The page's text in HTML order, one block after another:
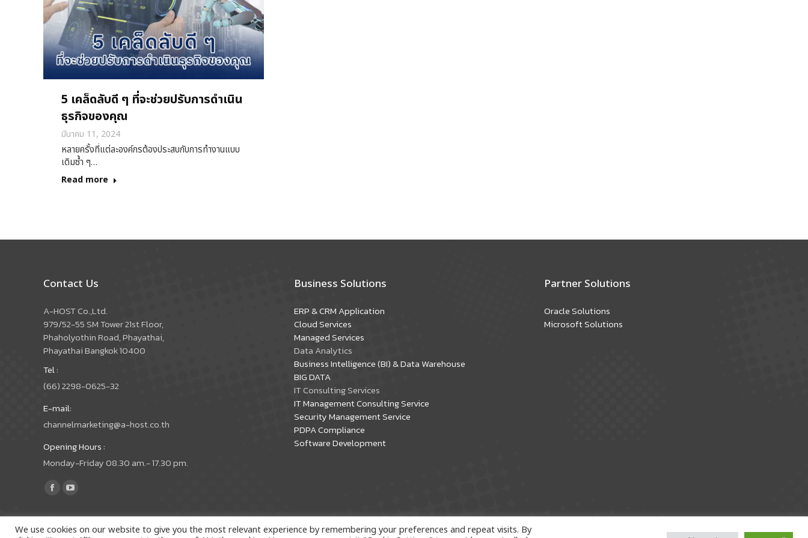
5 เคล็ดลับดี ๆ ที่จะช่วยปรับการดำเนิน
ธุรกิจของคุณ
มีนาคม 11, 2024
หลายครั้งที่แต่ละองค์กรต้องประสบกับการทำงานแบบ
เดิมซ้ำ ๆ…
Read more
Contact Us
A-HOST Co.,Ltd.
979/52-55 SM Tower 21st Floor,
Phaholyothin Road, Phayathai,
Phayathai Bangkok 10400
Tel :
(66) 2298-0625-32
E-mail:
channelmarketing@a-host.co.th
Opening Hours :
Monday-Friday 08.30 am.- 17.30 pm.
Find us on:
Facebook
opens
YouTube
opens
Business Solutions
ERP & CRM Application
Cloud Services
Managed Services
Data Analytics
Business Intelligence (BI) & Data Warehouse
BIG DATA
IT Consulting Services
IT Management Consulting Service
Security Management Service
PDPA Compliance
Software Development
Partner Solutions
Oracle Solutions
Microsoft Solutions
We use cookies on our website to give you the most relevant experience by remembering your preferences and repeat visits. By